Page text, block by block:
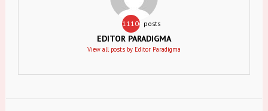
11106 posts
EDITOR PARADIGMA
View all posts by Editor Paradigma